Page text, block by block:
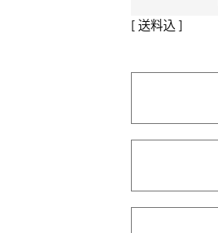
送料込